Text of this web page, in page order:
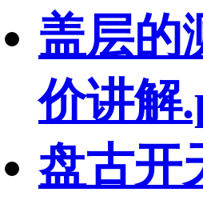
盖层的
价讲解
盘古开